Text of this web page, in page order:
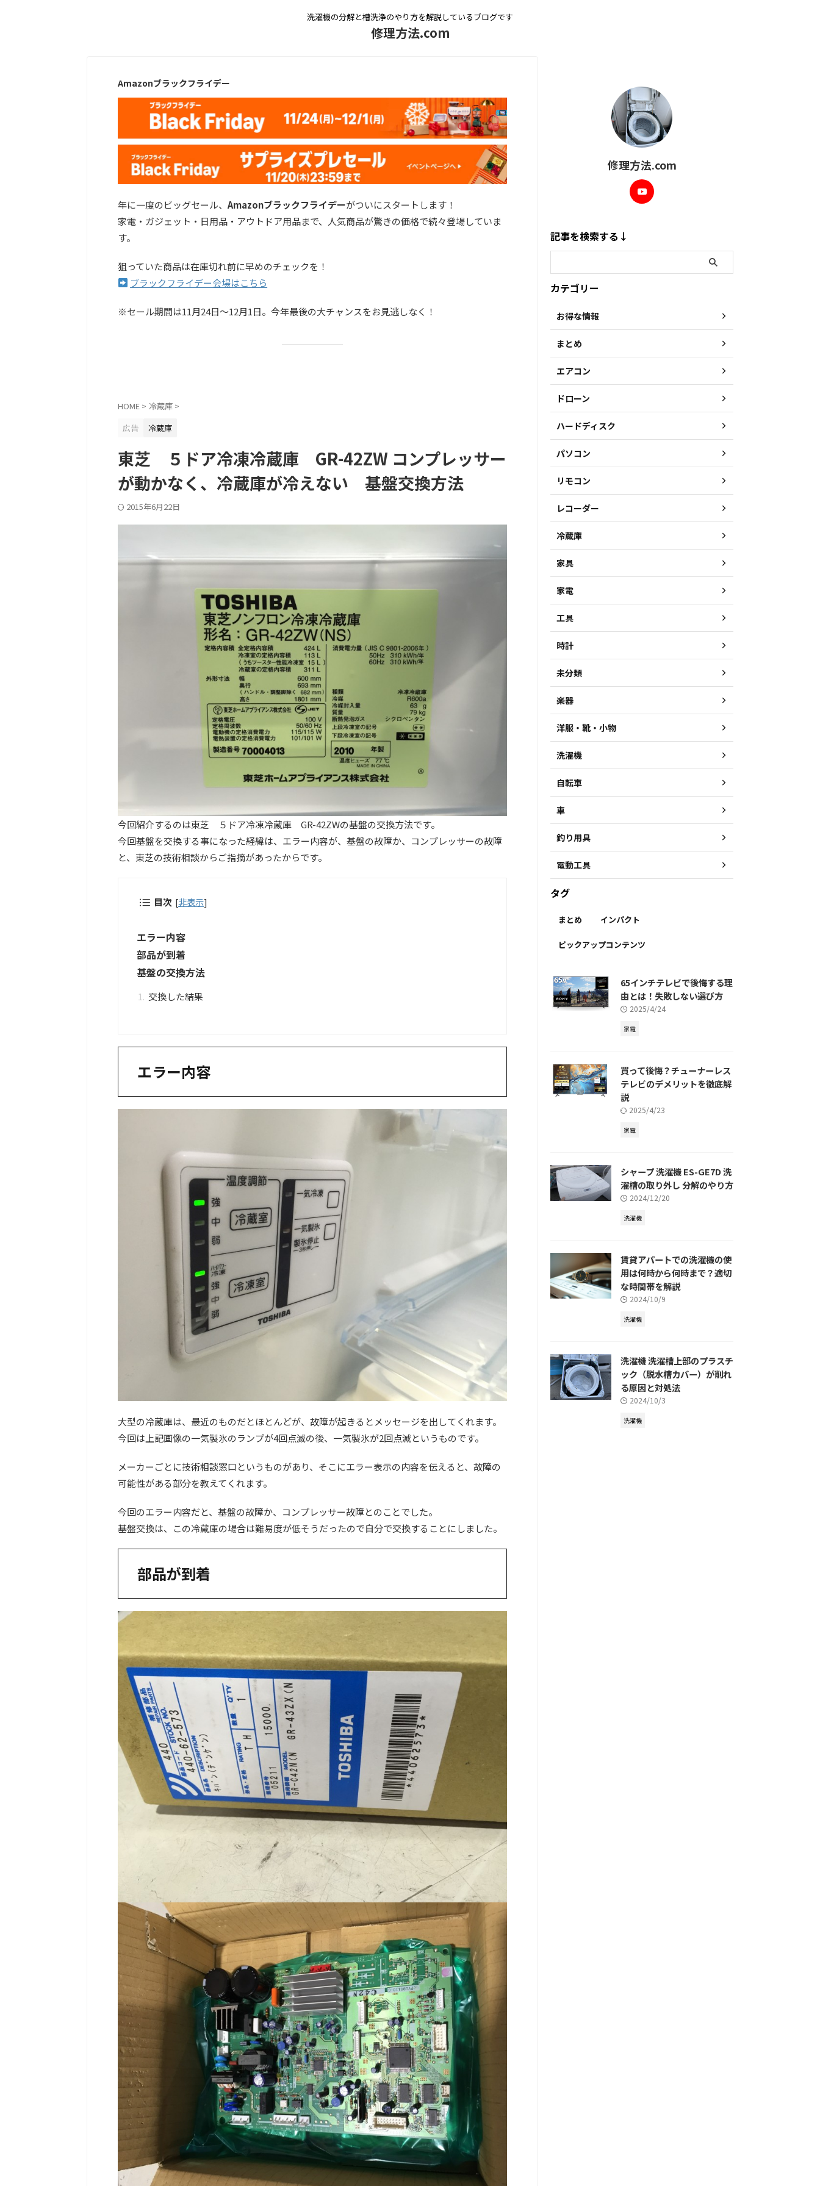
洗濯機の分解と槽洗浄のやり方を解説しているブログです
修理方法.com
Amazonブラックフライデー
年に一度のビッグセール、 Amazonブラックフライデーがついにスタートします！
家電・ガジェット・日用品・アウトドア用品まで、人気商品が驚きの価格で続々登場していま
す。
狙っていた商品は在庫切れ前に早めのチェックを！
ブラックフライデー会場はこちら
※セール期間は11月24日〜12月1日。今年最後の大チャンスをお見逃しなく！
HOME > 冷蔵庫 >
広告
冷蔵庫
東芝 ５ドア冷凍冷蔵庫 GR-42ZW コンプレッサー
が動かなく、冷蔵庫が冷えない 基盤交換方法
2015年6月22日
今回紹介するのは東芝 ５ドア冷凍冷蔵庫 GR-42ZWの基盤の交換方法です。
今回基盤を交換する事になった経緯は、エラー内容が、基盤の故障か、コンプレッサーの故障
と、東芝の技術相談からご指摘があったからです。
目次 [非表示]
エラー内容
部品が到着
基盤の交換方法
交換した結果
エラー内容
大型の冷蔵庫は、最近のものだとほとんどが、故障が起きるとメッセージを出してくれます。
今回は上記画像の一気製氷のランプが4回点滅の後、一気製氷が2回点滅というものです。
メーカーごとに技術相談窓口というものがあり、そこにエラー表示の内容を伝えると、故障の
可能性がある部分を教えてくれます。
今回のエラー内容だと、基盤の故障か、コンプレッサー故障とのことでした。
基盤交換は、この冷蔵庫の場合は難易度が低そうだったので自分で交換することにしました。
部品が到着
修理方法.com
記事を検索する↓
カテゴリー
お得な情報
まとめ
エアコン
ドローン
ハードディスク
パソコン
リモコン
レコーダー
冷蔵庫
家具
家電
工具
時計
未分類
楽器
洋服・靴・小物
洗濯機
自転車
車
釣り用具
電動工具
タグ
まとめ インパクト
ピックアップコンテンツ
65インチテレビで後悔する理
由とは！失敗しない選び方
2025/4/24
家電
買って後悔？チューナーレス
テレビのデメリットを徹底解
説
2025/4/23
家電
シャープ 洗濯機 ES-GE7D 洗
濯槽の取り外し 分解のやり方
2024/12/20
洗濯機
賃貸アパートでの洗濯機の使
用は何時から何時まで？適切
な時間帯を解説
2024/10/9
洗濯機
洗濯機 洗濯槽上部のプラスチ
ック（脱水槽カバー）が削れ
る原因と対処法
2024/10/3
洗濯機